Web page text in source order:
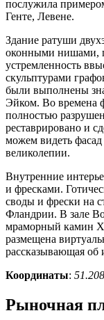
послужила
Генте, Левене.
Здание ратуши
оконными нишами,
устремленность
скульптурами
были выполнены
Эйком. Во времена
полностью
реставрировано и
можем видеть
великолепии.
Внутренние
и фресками.
своды и фрески на
Фландрии. В зале
мраморный камин
размещена
рассказывающая
Координаты:
Рыночная